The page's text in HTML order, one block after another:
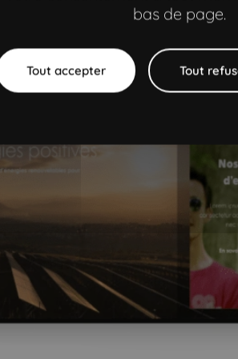
bas de page.
Tout accepter Tout